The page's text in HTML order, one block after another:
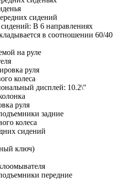
сидений
В 6 направлениях
в соотношении 60/40
на руле
руля
колеса
дисплей: 10.2\"
руля
задние
колеса
сидений
ключ)
передние